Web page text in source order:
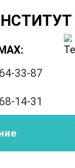
33-87
14-31